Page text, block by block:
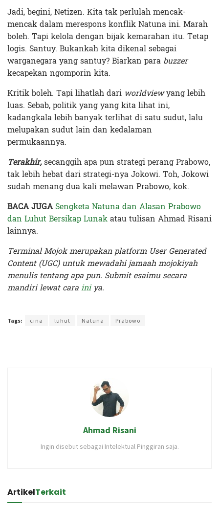
Jadi, begini, Netizen. Kita tak perlulah mencak-
mencak dalam merespons konflik Natuna ini. Marah
boleh. Tapi kelola dengan bijak kemarahan itu. Tetap
logis. Santuy. Bukankah kita dikenal sebagai
warganegara yang santuy? Biarkan para buzzer
kecapekan ngomporin kita.
Kritik boleh. Tapi lihatlah dari worldviewyang lebih
luas. Sebab, politik yang yang kita lihat ini,
kadangkala lebih banyak terlihat di satu sudut, lalu
melupakan sudut lain dan kedalaman
permukaannya.
Terakhir,secanggih apa pun strategi perang Prabowo,
tak lebih hebat dari strategi-nya Jokowi. Toh, Jokowi
sudah menang dua kali melawan Prabowo, kok.
BACA JUGA Sengketa Natuna dan Alasan Prabowo
dan Luhut Bersikap Lunakatau tulisan Ahmad Risani
lainnya.
Terminal Mojok merupakan platform User Generated
Content (UGC) untuk mewadahi jamaah mojokiyah
menulis tentang apa pun. Submit esaimu secara
mandiri lewat carainiya.
Tags: cina luhut Natuna Prabowo
Ahmad Risani
Ingin disebut sebagai Intelektual Pinggiran saja.
ArtikelTerkait